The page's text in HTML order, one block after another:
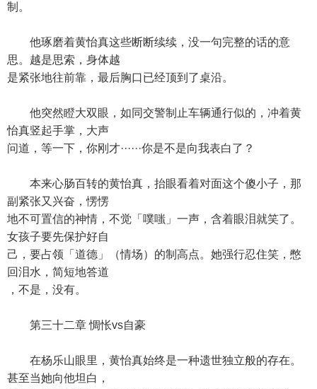
制。
他琢磨着黄怡真这些断断续续，没一句完整的话的意
思。越是思索，身体越
是紧张地往前靠，最后胸口已经顶到了桌沿。
他突然瞪大双眼，如同交警制止车辆通行似的，冲着黄
怡真竖起手掌，大声
问道，等一下，你刚才······你是不是向我表白了？
本来心肠百转的黄怡真，抬眼看着对面这个傻小子，那
副紧张又兴奋，愣愣
地不可置信的神情，不觉「噗嗤」一声，含着眼泪就笑了。
女孩子要先保护好自
己，要占领「道德」（情场）的制高点。她强行忍住笑，憋
回泪水，简短地答道
，不是，没有。
第三十二章 惆怅vs自豪
在杨乐山眼里，黄怡真始终是一种遗世独立般的存在。
甚至当她向他坦白，